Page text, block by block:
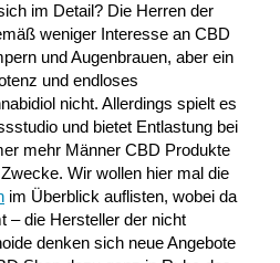
im Detail? Die Herren der
weniger Interesse an CBD
und Augenbrauen, aber ein
und endloses
nicht. Allerdings spielt es
und bietet Entlastung bei
mehr Männer CBD Produkte
Wir wollen hier mal die
im Überblick auflisten, wobei da
– die Hersteller der nicht
denken sich neue Angebote